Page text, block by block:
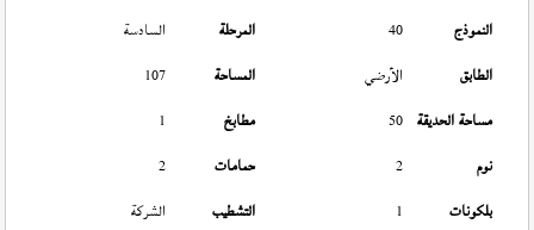
النموذج
40 المرحلة
السادسة
الطابق
الأرضي المساحة
107
مساحة الحديقة 50 مطابخ
1
نوم
2 حمامات
2
بلكونات
1 التشطيب
الشركة